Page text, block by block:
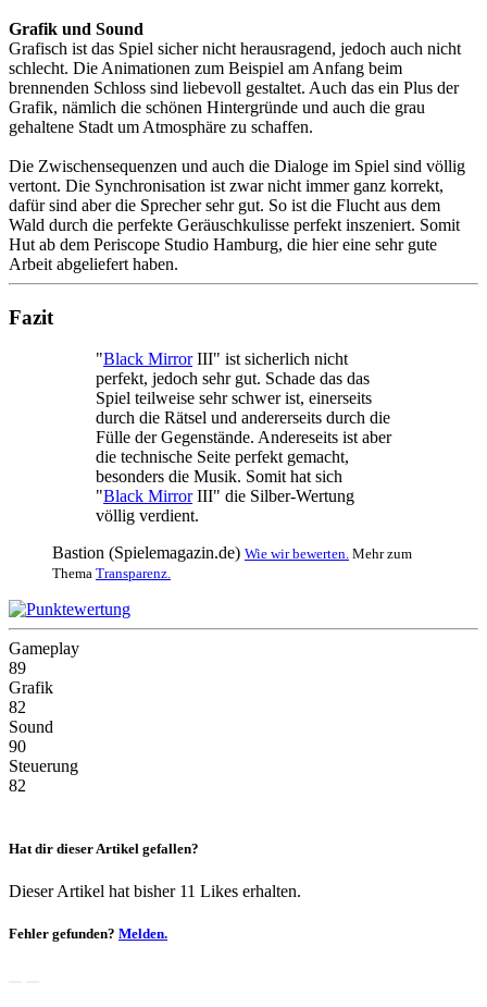
Grafik und Sound
Grafisch ist das Spiel sicher nicht herausragend, jedoch auch nicht
schlecht. Die Animationen zum Beispiel am Anfang beim
brennenden Schloss sind liebevoll gestaltet. Auch das ein Plus der
Grafik, nämlich die schönen Hintergründe und auch die grau
gehaltene Stadt um Atmosphäre zu schaffen.
Die Zwischensequenzen und auch die Dialoge im Spiel sind völlig
vertont. Die Synchronisation ist zwar nicht immer ganz korrekt,
dafür sind aber die Sprecher sehr gut. So ist die Flucht aus dem
Wald durch die perfekte Geräuschkulisse perfekt inszeniert. Somit
Hut ab dem Periscope Studio Hamburg, die hier eine sehr gute
Arbeit abgeliefert haben.
Fazit
"Black MirrorIII" ist sicherlich nicht
perfekt, jedoch sehr gut. Schade das das
Spiel teilweise sehr schwer ist, einerseits
durch die Rätsel und andererseits durch die
Fülle der Gegenstände. Andereseits ist aber
die technische Seite perfekt gemacht,
besonders die Musik. Somit hat sich
"Black MirrorIII" die Silber-Wertung
völlig verdient.
Bastion (Spielemagazin.de) Wie wir bewerten. Mehr zum
Thema Transparenz.
Gameplay
89
Grafik
82
Sound
90
Steuerung
82
Hat dir dieser Artikel gefallen?
Dieser Artikel hat bisher 11 Likes erhalten.
Fehler gefunden? Melden.